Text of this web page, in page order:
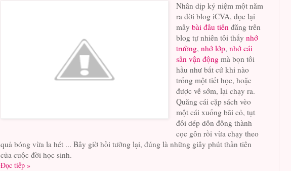
Nhân dịp kỷ niệm một năm
ra đời blog iCVA, đọc lại
mấybài đầu tiên đăng trên
blog tự nhiên tôi thấynhớ
trường,nhớ lớp,nhớ cái
sân vận động mà bọn tôi
hầu như bất cứ khi nào
trống một tiết học, hoặc
được về sớm, lại chạy ra.
Quăng cái cặp sách vèo
một cái xuống bãi cỏ, tụt
đôi dép dồn đống thành
cọc gôn rồi vừa chạy theo
quả bóng vừa la hét ... Bây giờ hồi tưởng lại, đúng là những giây phút thần tiên
của cuộc đời học sinh.
Đọc tiếp »